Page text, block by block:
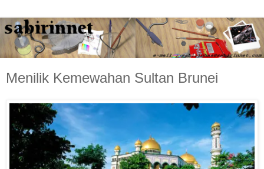
Menilik Kemewahan Sultan Brunei